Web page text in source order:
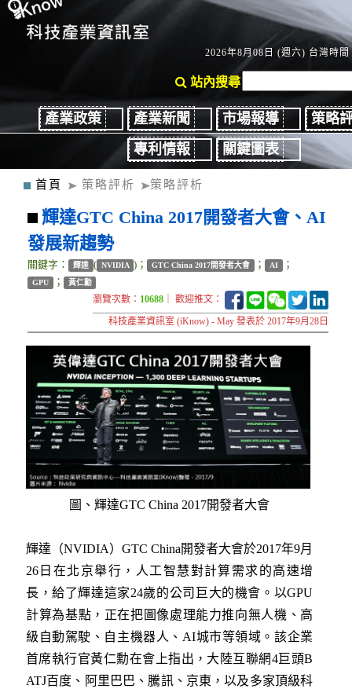
2026年8月08日 (週六) 台灣時間
站內搜尋
產業政策 產業新聞 市場報導
策略
專利情報
關鍵圖表
首頁 策略評析 策略評析
輝達GTC China 2017開發者大會、AI
發展新趨勢
關鍵字： 輝達 ( NVIDIA )； GTC China 2017開發者大會 ； AI ；
GPU ； 黃仁勳
瀏覽次數： 10688 ｜ 歡迎推文：
科技產業資訊室 (iKnow) - May 發表於 2017年9月28日
圖、輝達GTC China 2017開發者大會
輝達（NVIDIA）GTC China開發者大會於2017年9月
26日在北京舉行，人工智慧對計算需求的高速增
長，給了輝達這家24歲的公司巨大的機會。以GPU
計算為基點，正在把圖像處理能力推向無人機、高
級自動駕駛、自主機器人、AI城市等領域。該企業
首席執行官黃仁勳在會上指出，大陸互聯網4巨頭B
ATJ百度、阿里巴巴、騰訊、京東，以及多家頂級科